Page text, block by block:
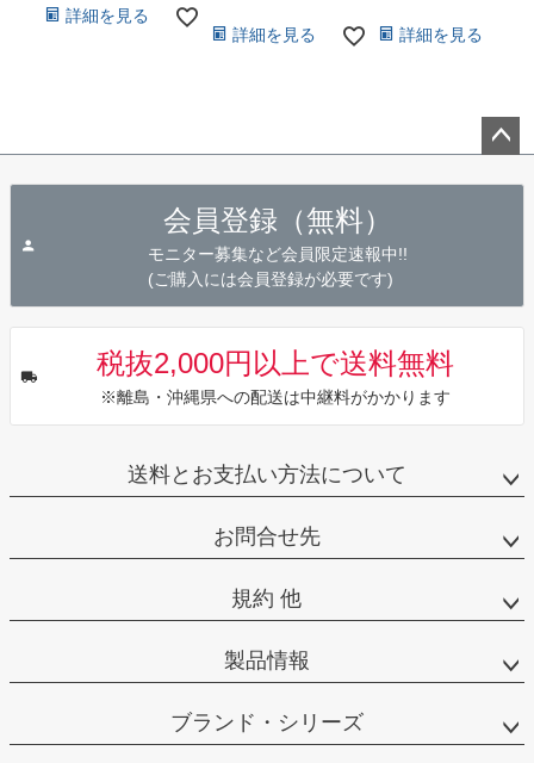
詳細を見る
詳細を見る 詳細を見る
会員登録（無料）
モニター募集など会員限定速報中!!
(ご購入には会員登録が必要です)
税抜2,000円以上で送料無料
※離島・沖縄県への配送は中継料がかかります
送料とお支払い方法について
お問合せ先
規約 他
製品情報
ブランド・シリーズ